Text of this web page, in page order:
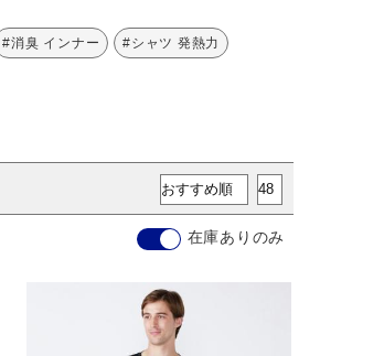
#消臭 インナー #シャツ 発熱力
在庫ありのみ